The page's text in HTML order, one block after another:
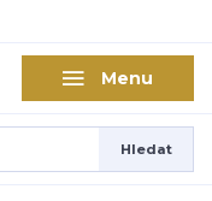
Menu
Hledat